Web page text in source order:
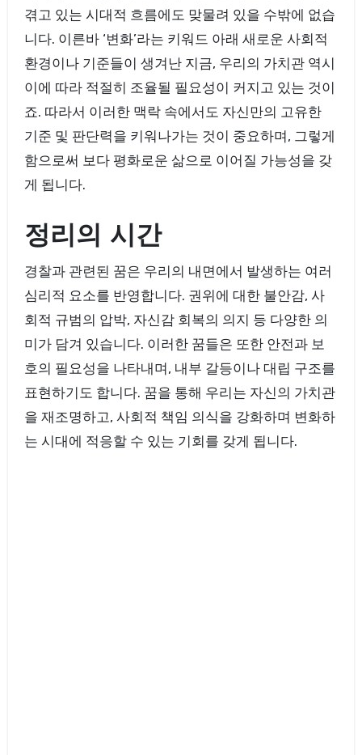
겪고 있는 시대적 흐름에도 맞물려 있을 수밖에 없습
니다. 이른바 ‘변화’라는 키워드 아래 새로운 사회적
환경이나 기준들이 생겨난 지금, 우리의 가치관 역시
이에 따라 적절히 조율될 필요성이 커지고 있는 것이
죠. 따라서 이러한 맥락 속에서도 자신만의 고유한
기준 및 판단력을 키워나가는 것이 중요하며, 그렇게
함으로써 보다 평화로운 삶으로 이어질 가능성을 갖
게 됩니다.
정리의 시간
경찰과 관련된 꿈은 우리의 내면에서 발생하는 여러
심리적 요소를 반영합니다. 권위에 대한 불안감, 사
회적 규범의 압박, 자신감 회복의 의지 등 다양한 의
미가 담겨 있습니다. 이러한 꿈들은 또한 안전과 보
호의 필요성을 나타내며, 내부 갈등이나 대립 구조를
표현하기도 합니다. 꿈을 통해 우리는 자신의 가치관
을 재조명하고, 사회적 책임 의식을 강화하며 변화하
는 시대에 적응할 수 있는 기회를 갖게 됩니다.